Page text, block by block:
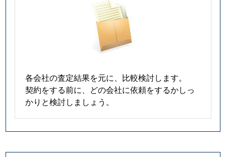
各会社の査定結果を元に、比較検討します。
契約をする前に、どの会社に依頼をするかしっ
かりと検討しましょう。